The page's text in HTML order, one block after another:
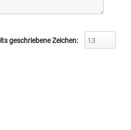
geschriebene Zeichen: